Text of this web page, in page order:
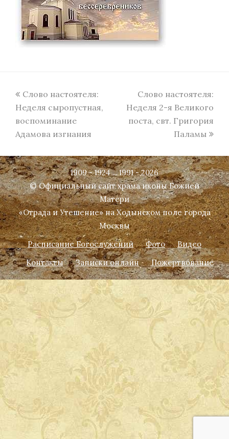
previous
post:
Слово настоятеля:
Неделя сыропустная,
воспоминание
Адамова изгнания
next
post:
Слово настоятеля:
Неделя 2-я Великого
поста, свт. Григория
Паламы
1909 - 1924 ... 1991 - 2026
© Официальный сайт храма иконы Божией
Матери
«Отрада и Утешение» на Ходынском поле города
Москвы
Расписание Богослужений
Фото
Видео
Контакты
Записки онлайн Пожертвование